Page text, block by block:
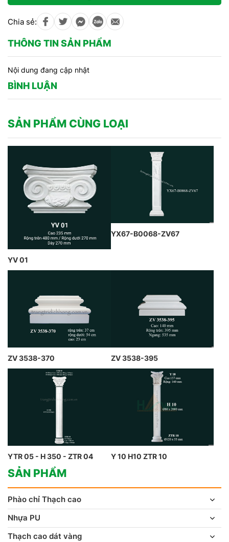
Chia sẻ:
THÔNG TIN SẢN PHẨM
Nội dung đang cập nhật
BÌNH LUẬN
SẢN PHẨM CÙNG LOẠI
YV 01
YX67-B0068-ZV67
ZV 3538-370 ZV 3538-395
YTR 05 - H 350 - ZTR 04 Y 10 H10 ZTR 10
SẢN PHẨM
Phào chỉ Thạch cao
Nhựa PU
Thạch cao dát vàng